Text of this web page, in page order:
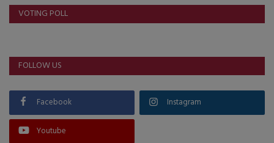
ગુજરાત
Support US
બજારના સમાચાર
નાણાંકીય સમાચાર
VOTING POLL
FOLLOW US
Facebook Instagram
Youtube